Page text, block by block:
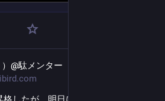
@駄メンター